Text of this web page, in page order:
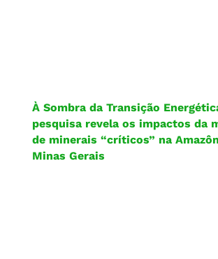
À Sombra da Transição
pesquisa revela os impactos da
de minerais “críticos” na
Minas Gerais